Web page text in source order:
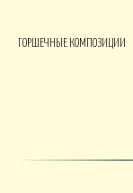
ГОРШЕЧНЫЕ КОМПОЗИЦИИ